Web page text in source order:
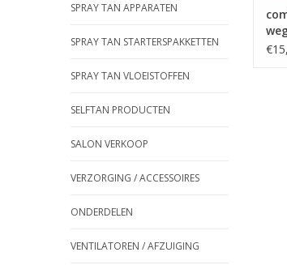
SPRAY TAN APPARATEN
SPRAY TAN STARTERSPAKKETTEN
SPRAY TAN VLOEISTOFFEN
SELFTAN PRODUCTEN
SALON VERKOOP
VERZORGING / ACCESSOIRES
ONDERDELEN
VENTILATOREN / AFZUIGING